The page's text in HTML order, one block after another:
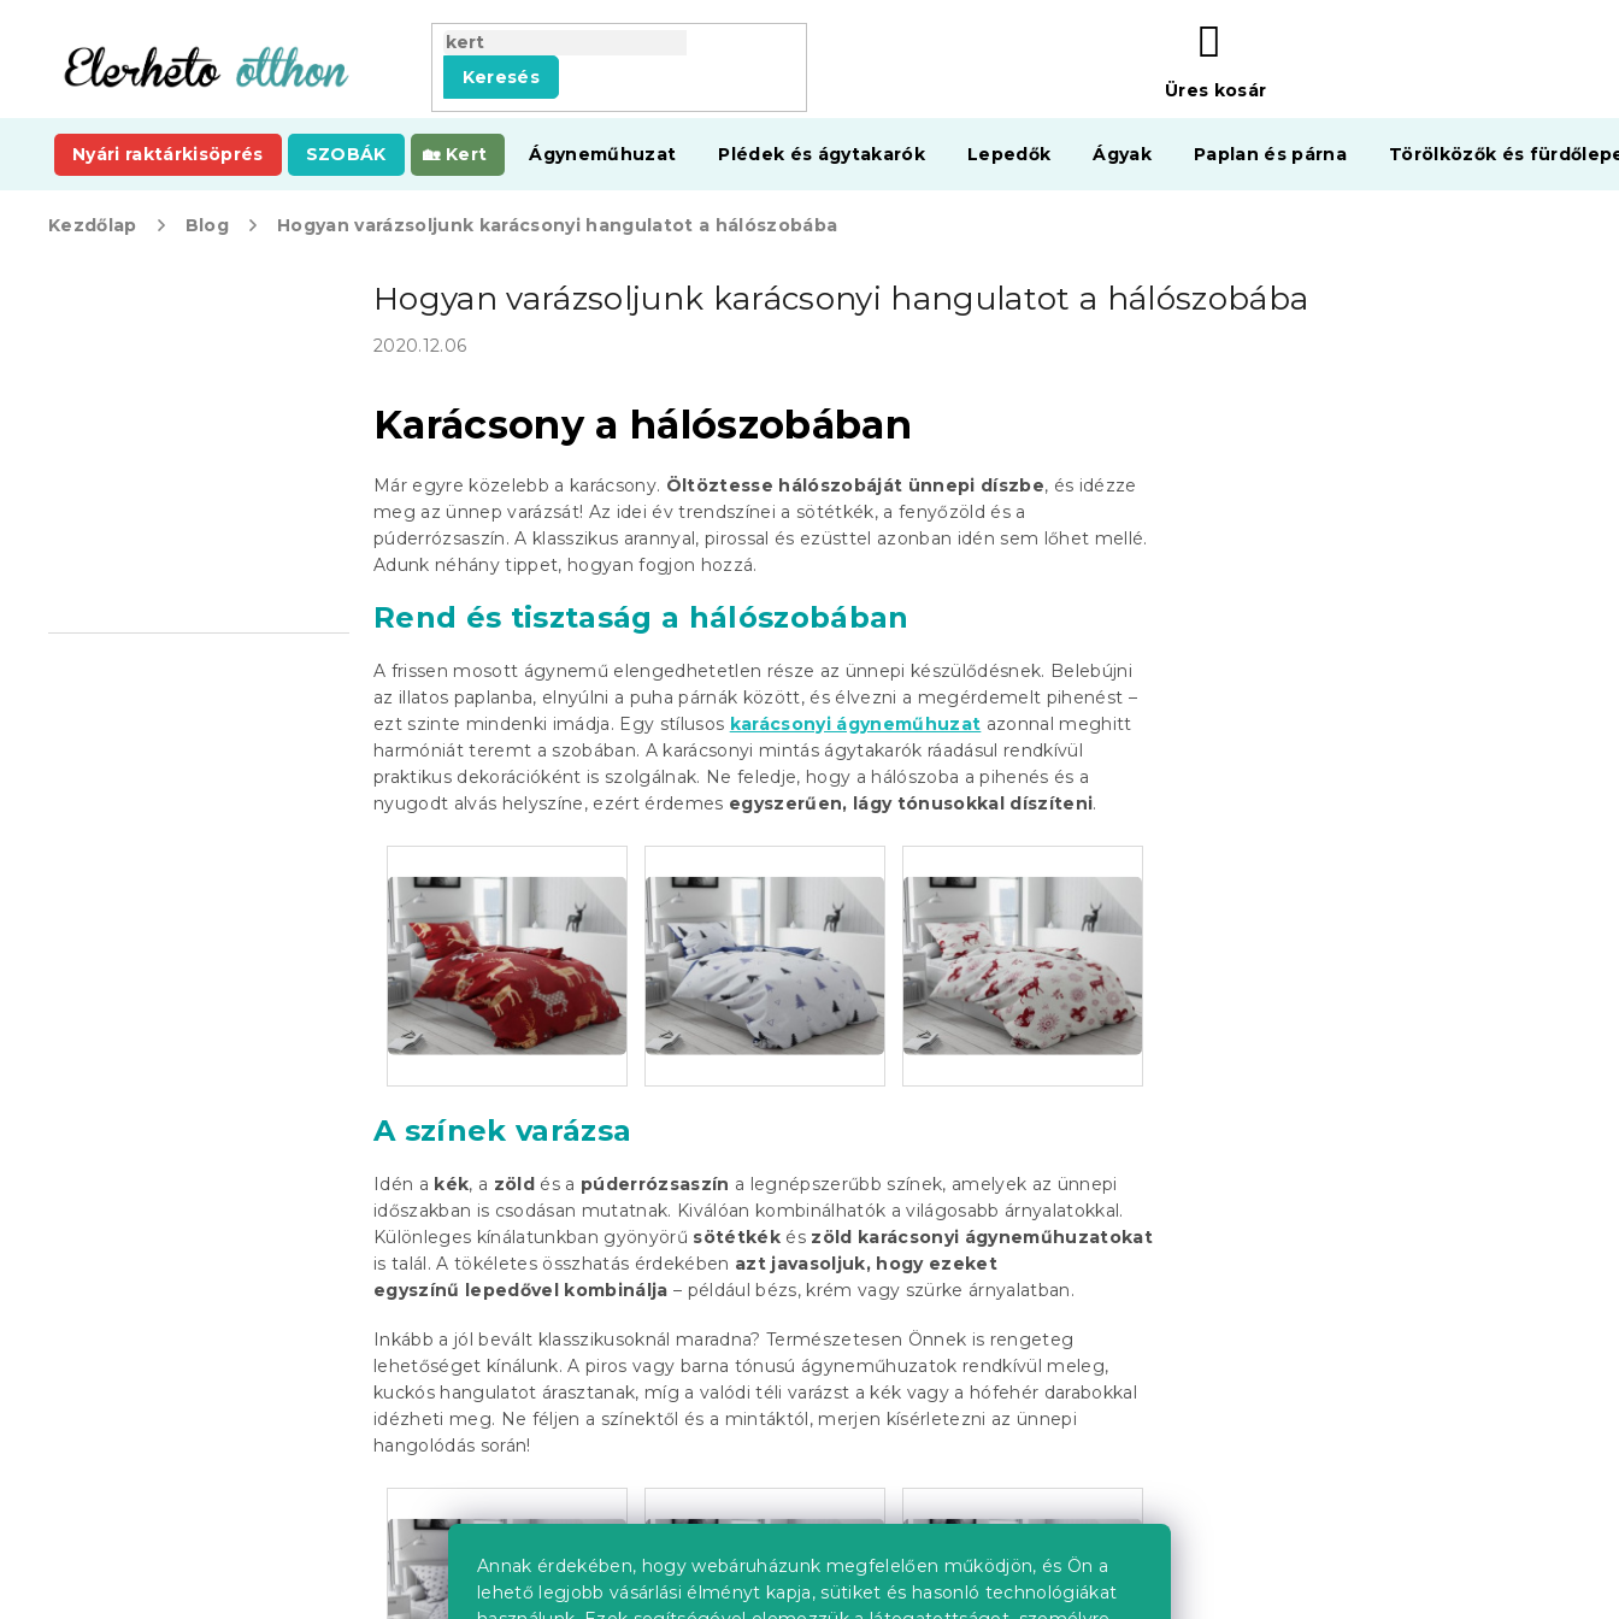
Annak érdekében, hogy webáruházunk megfelelően működjön, és Ön a
lehető legjobb vásárlási élményt kapja, sütiket és hasonló technológiákat
tartalomhoz
Keresés
KOSÁR
Üres kosár
Nyári raktárkisöprés SZOBÁK Kert Ágyneműhuzat Plédek és ágytakarók Lepedők Ágyak Paplan és párna Törölközők és
Kezdőlap Blog Hogyan varázsoljunk karácsonyi hangulatot a hálószobába
Hogyan varázsoljunk karácsonyi hangulatot a hálószobába
2020.12.06
Karácsony a hálószobában
Már egyre közelebb a karácsony. Öltöztesse hálószobáját ünnepi díszbe, és idézze
meg az ünnep varázsát! Az idei év trendszínei a sötétkék, a fenyőzöld és a
púderrózsaszín. A klasszikus arannyal, pirossal és ezüsttel azonban idén sem lőhet mellé.
Adunk néhány tippet, hogyan fogjon hozzá.
Rend és tisztaság a hálószobában
A frissen mosott ágynemű elengedhetetlen része az ünnepi készülődésnek. Belebújni
az illatos paplanba, elnyúlni a puha párnák között, és élvezni a megérdemelt pihenést –
ezt szinte mindenki imádja. Egy stílusos karácsonyi ágyneműhuzat azonnal meghitt
harmóniát teremt a szobában. A karácsonyi mintás ágytakarók ráadásul rendkívül
praktikus dekorációként is szolgálnak. Ne feledje, hogy a hálószoba a pihenés és a
nyugodt alvás helyszíne, ezért érdemes egyszerűen, lágy tónusokkal díszíteni.
A színek varázsa
Idén a kék, a zöld és a púderrózsaszín a legnépszerűbb színek, amelyek az ünnepi
időszakban is csodásan mutatnak. Kiválóan kombinálhatók a világosabb árnyalatokkal.
Különleges kínálatunkban gyönyörű sötétkék és zöld karácsonyi ágyneműhuzatokat
is talál. A tökéletes összhatás érdekében azt javasoljuk, hogy ezeket
egyszínű lepedővel kombinálja – például bézs, krém vagy szürke árnyalatban.
Inkább a jól bevált klasszikusoknál maradna? Természetesen Önnek is rengeteg
lehetőséget kínálunk. A piros vagy barna tónusú ágyneműhuzatok rendkívül meleg,
kuckós hangulatot árasztanak, míg a valódi téli varázst a kék vagy a hófehér darabokkal
idézheti meg. Ne féljen a színektől és a mintáktól, merjen kísérletezni az ünnepi
hangolódás során!